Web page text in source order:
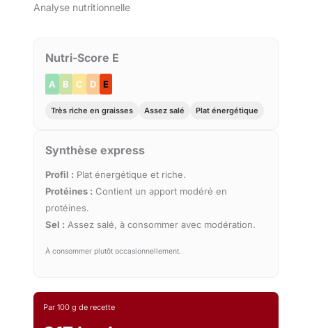
Analyse nutritionnelle
Nutri-Score E
A B C D E
Très riche en graisses Assez salé Plat énergétique
Synthèse express
Profil : Plat énergétique et riche.
Protéines : Contient un apport modéré en
protéines.
Sel : Assez salé, à consommer avec modération.
À consommer plutôt occasionnellement.
Par 100 g de recette